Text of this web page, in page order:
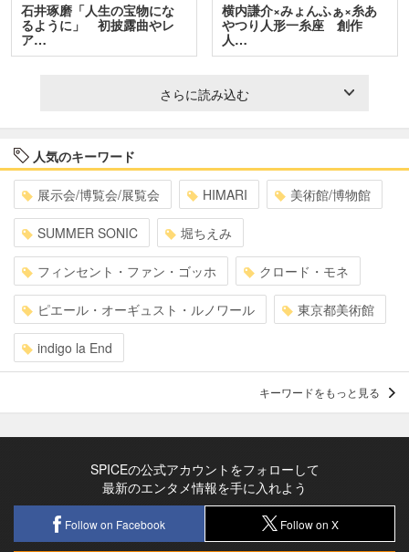
石井琢磨「人生の宝物にな
るように」 初披露曲やレ
ア…
横内謙介×みょんふぁ×糸あ
やつり人形一糸座 創作
人…
さらに読み込む
人気のキーワード
展示会/博覧会/展覧会 HIMARI 美術館/博物館
SUMMER SONIC 堀ちえみ
フィンセント・ファン・ゴッホ クロード・モネ
ピエール・オーギュスト・ルノワール 東京都美術館
indigo la End
キーワードをもっと見る
SPICEの公式アカウントをフォローして
最新のエンタメ情報を手に入れよう
Follow on Facebook Follow on X